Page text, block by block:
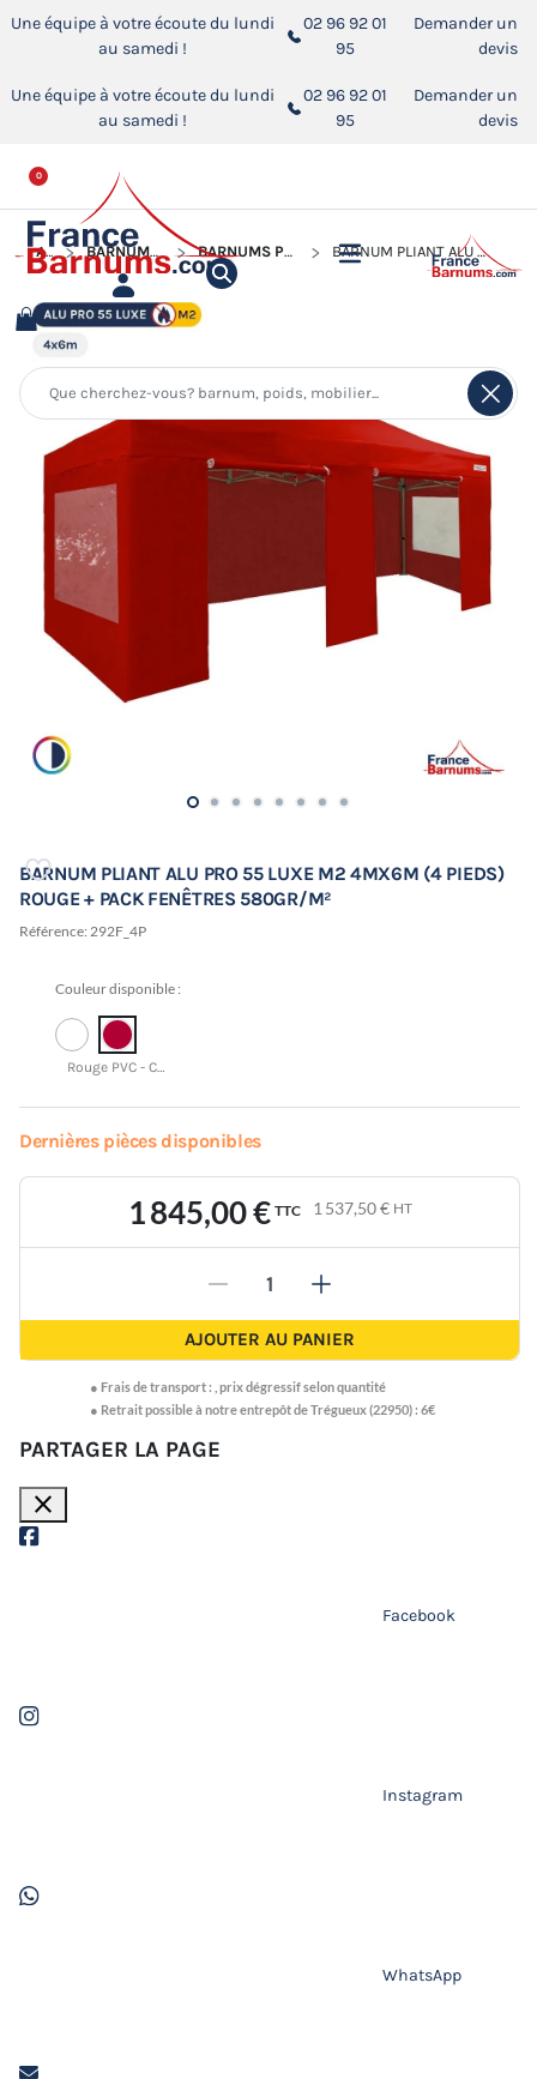
Une équipe à votre écoute du lundi
au samedi !
02 96 92 01
95
Demander un
devis
Une équipe à votre écoute du lundi
au samedi !
02 96 92 01
95
Demander un
devis
0
ACCUEIL BARNUMS PLIANTS ALUMINIUM PRO 55 LUXE M2 BARNUMS PLIANTS ALUMINIUM PRO 55 M2 AVEC FENÊTRES BARNUM PLIANT ALU PRO 55 LUXE M2 4MX6M (4 PIEDS) ROUGE + PACK FENÊTRES 580GR/M²
BARNUM PLIANT ALU PRO 55 LUXE M2 4MX6M (4 PIEDS)
ROUGE + PACK FENÊTRES 580GR/M²
Référence: 292F_4P
Couleur disponible :
Rouge PVC - CMJN 0 95 69 38
Dernières pièces disponibles
1 845,00 € TTC 1 537,50 € HT
- +
AJOUTER AU PANIER
● Frais de transport : prix dégressif selon quantité
● Retrait possible à notre entrepôt de Trégueux (22950) : 6€
PARTAGER LA PAGE
close
Facebook
Instagram
WhatsApp